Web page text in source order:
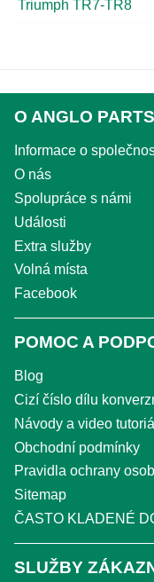
Triumph TR7-TR8
O ANGLO PARTS
Informace o
O nás
Spolupráce s námi
Události
Extra služby
Volná místa
Facebook
POMOC A
Blog
Cizí číslo dílu
Návody a video
Obchodní podmínky
Pravidla ochrany
Sitemap
ČASTO KLADENÉ
SLUŽBY